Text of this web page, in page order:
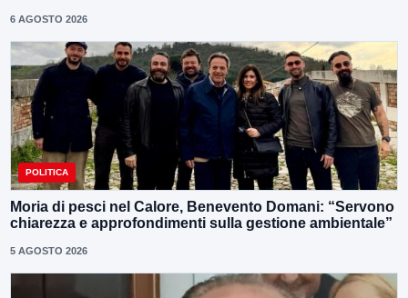
6 AGOSTO 2026
POLITICA
Moria di pesci nel Calore, Benevento Domani: “Servono
chiarezza e approfondimenti sulla gestione ambientale”
5 AGOSTO 2026